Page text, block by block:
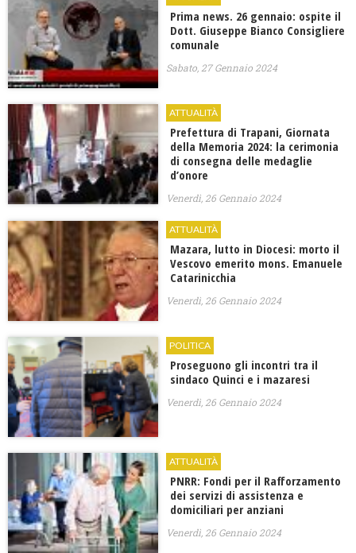
Prima news. 26 gennaio: ospite il
Dott. Giuseppe Bianco Consigliere
comunale
Sabato, 27 Gennaio 2024
ATTUALITÀ
Prefettura di Trapani, Giornata
della Memoria 2024: la cerimonia
di consegna delle medaglie
d’onore
Venerdì, 26 Gennaio 2024
ATTUALITÀ
Mazara, lutto in Diocesi: morto il
Vescovo emerito mons. Emanuele
Catarinicchia
Venerdì, 26 Gennaio 2024
POLITICA
Proseguono gli incontri tra il
sindaco Quinci e i mazaresi
Venerdì, 26 Gennaio 2024
ATTUALITÀ
PNRR: Fondi per il Rafforzamento
dei servizi di assistenza e
domiciliari per anziani
Venerdì, 26 Gennaio 2024